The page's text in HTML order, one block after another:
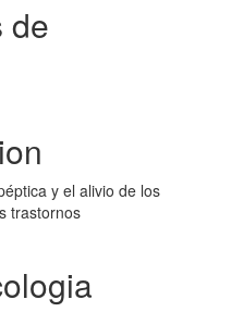
de
y el alivio de los
trastornos